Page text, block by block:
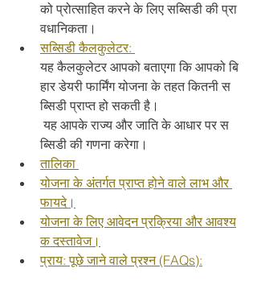
को प्रोत्साहित करने के लिए सब्सिडी की प्रा
वधानिकता।
सब्सिडी कैलकुलेटर:
यह कैलकुलेटर आपको बताएगा कि आपको बि
हार डेयरी फार्मिंग योजना के तहत कितनी स
ब्सिडी प्राप्त हो सकती है।
यह आपके राज्य और जाति के आधार पर स
ब्सिडी की गणना करेगा।
तालिका
योजना के अंतर्गत प्राप्त होने वाले लाभ और
फायदे।
योजना के लिए आवेदन प्रक्रिया और आवश्य
क दस्तावेज।
प्राय: पूछे जाने वाले प्रश्न (FAQs):